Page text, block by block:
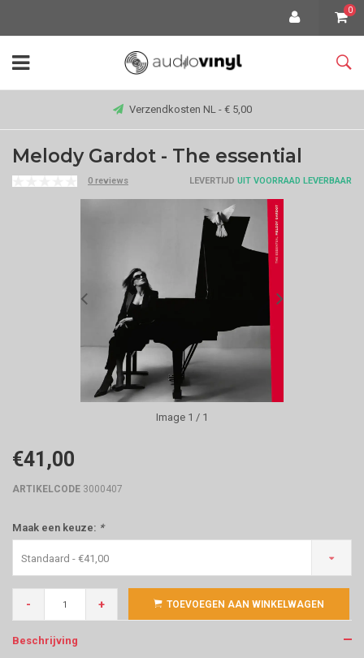
0
Verzendkosten NL - € 5,00
Melody Gardot - The essential
0 reviews LEVERTIJD UIT VOORRAAD LEVERBAAR
Image 1 / 1
€41,00
ARTIKELCODE 3000407
Maak een keuze: *
Standaard - €41,00
- + TOEVOEGEN AAN WINKELWAGEN
Beschrijving